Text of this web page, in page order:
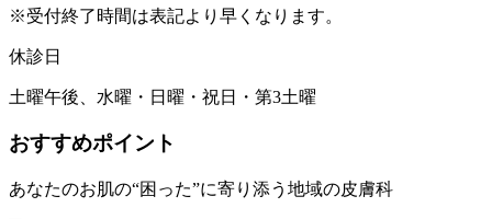
※受付終了時間は表記より早くなります。
休診日
土曜午後、水曜・日曜・祝日・第3土曜
おすすめポイント
あなたのお肌の“困った”に寄り添う地域の皮膚科